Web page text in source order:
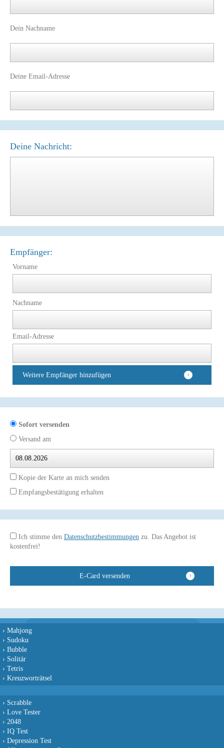
Dein Nachname
Deine Email-Adresse
Deine Nachricht:
Empfänger:
Vorname
Nachname
Email-Adresse
Weitere Empfänger hinzufügen
Sofort versenden
Versand am
Kopie der Karte an mich senden
Empfangsbestätigung erhalten
Ich stimme den Datenschutzbestimmungen zu. Das Angebot ist
kostenfrei!
› Mahjong
› Sudoku
› Bubble
› Solitär
› Tetris
› Kreuzworträtsel
› Scrabble
› Love Tester
› 2048
› IQ Test
› Depression Test